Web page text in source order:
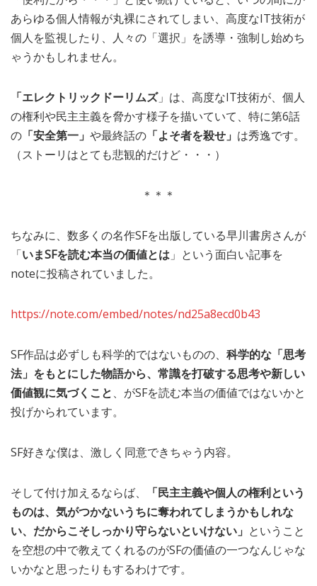
あらゆる個人情報が丸裸にされてしまい、高度なIT技術が
個人を監視したり、人々の「選択」を誘導・強制し始めち
ゃうかもしれません。
「エレクトリックドーリムズ」は、高度なIT技術が、個人
の権利や民主主義を脅かす様子を描いていて、特に第6話
の 「安全第一」 や最終話の 「よそ者を殺せ」 は秀逸です。
（ストーリはとても悲観的だけど・・・）
＊＊＊
ちなみに、数多くの名作SFを出版している早川書房さんが
「いまSFを読む本当の価値とは 」という面白い記事を
noteに投稿されていました。
https://note.com/embed/notes/nd25a8ecd0b43
SF作品は必ずしも科学的ではないものの、 科学的な「思考
法」をもとにした物語から、常識を打破する思考や新しい
価値観に気づくこと、がSFを読む本当の価値ではないかと
投げかられています。
SF好きな僕は、激しく同意できちゃう内容。
そして付け加えるならば、
「民主主義や個人の権利という
ものは、気がつかないうちに奪われてしまうかもしれな
い、だからこそしっかり守らないといけない」 ということ
を空想の中で教えてくれるのがSFの価値の一つなんじゃな
いかなと思ったりもするわけです。